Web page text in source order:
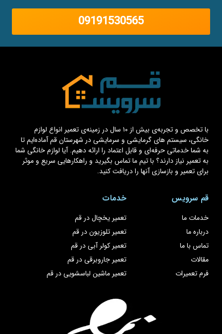
09191530565
با تخصص و تجربه‌ی بیش از ۱۰ سال در زمینه‌ی تعمیر انواع لوازم
خانگی، سیستم های گرمایشی و سرمایشی در شهرستان قم آماده‌ایم تا
به شما خدماتی حرفه‌ای و قابل اعتماد را ارائه دهیم. آیا لوازم خانگی شما
به تعمیر نیاز دارند؟ با تیم ما تماس بگیرید و راهکارهایی سریع و موثر
برای تعمیر و بازسازی آنها را دریافت کنید.
قم سرویس
خدمات ما
درباره ما
تماس با ما
مقالات
فرم تعمیرات
خدمات
تعمیر یخچال در قم
تعمیر تلوزیون در قم
تعمیر کولر آبی در قم
تعمیر جاروبرقی در قم
تعمیر ماشین لباسشویی در قم